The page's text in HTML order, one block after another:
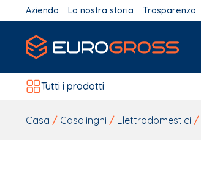
Azienda La nostra storia Trasparenza
Tutti i prodotti
Casa / Casalinghi / Elettrodomestici /